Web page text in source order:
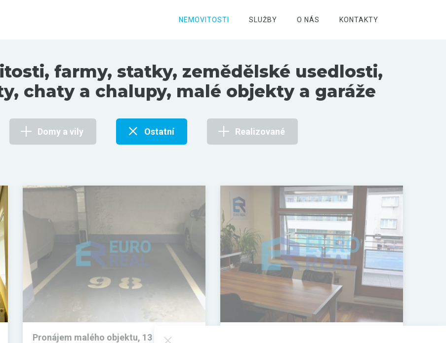
NEMOVITOSTI SLUŽBY O NÁS KONTAKTY
farmy, statky, zemědělské usedlosti,
chaty a chalupy, malé objekty a garáže
Domy a vily Ostatní Realizované
Pronájem malého objektu, 13 m²